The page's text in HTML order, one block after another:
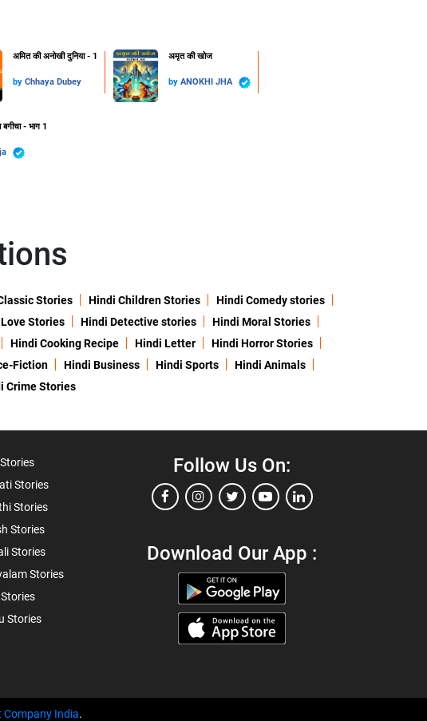
अमित की अनोखी दुनिया - 1
by Chhaya Dubey
अमृत की खोज
by ANOKHI JHA
- भाग 1
Stories Hindi Children Stories
Hindi Comedy stories
Stories Hindi Detective stories
Hindi Moral Stories
Hindi Cooking Recipe Hindi Letter
Hindi Horror Stories
Fiction Hindi Business Hindi Sports
Hindi Animals
Crime Stories
Stories
Stories
Stories
Stories
Stories
Stories
Follow Us On:
Download Our App :
Company India.